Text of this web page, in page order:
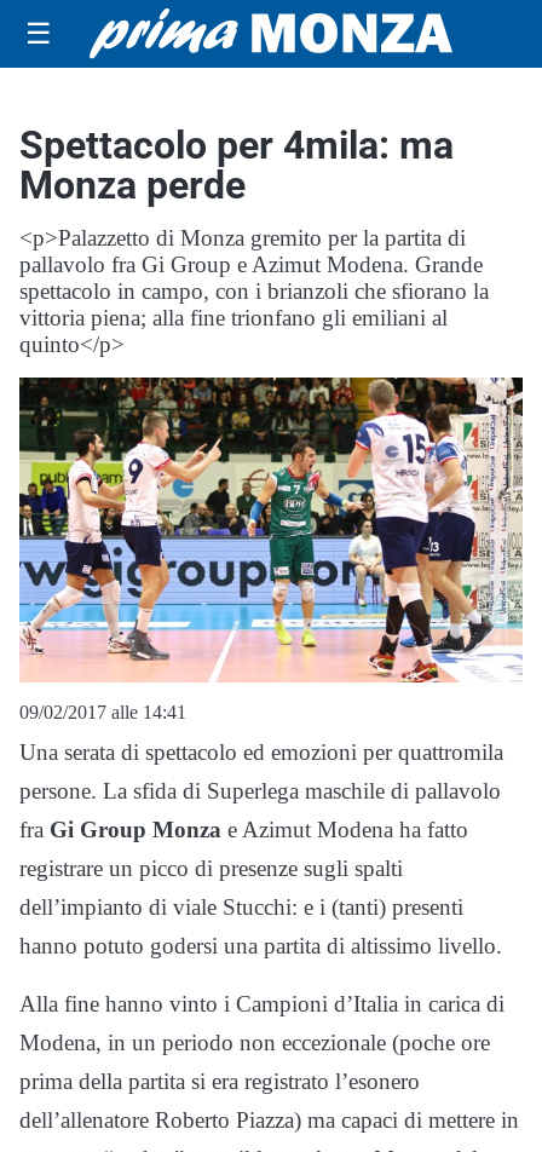
☰
Spettacolo per 4mila: ma
Monza perde
<p>Palazzetto di Monza gremito per la partita di
pallavolo fra Gi Group e Azimut Modena. Grande
spettacolo in campo, con i brianzoli che sfiorano la
vittoria piena; alla fine trionfano gli emiliani al
quinto</p>
09/02/2017 alle 14:41
Una serata di spettacolo ed emozioni per quattromila
persone. La sfida di Superlega maschile di pallavolo
fra Gi Group Monza e Azimut Modena ha fatto
registrare un picco di presenze sugli spalti
dell’impianto di viale Stucchi: e i (tanti) presenti
hanno potuto godersi una partita di altissimo livello.
Alla fine hanno vinto i Campioni d’Italia in carica di
Modena, in un periodo non eccezionale (poche ore
prima della partita si era registrato l’esonero
dell’allenatore Roberto Piazza) ma capaci di mettere in